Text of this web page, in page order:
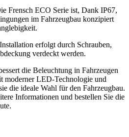
Frensch ECO Serie ist, Dank IP67,
im Fahrzeugbau konzipiert
erfolgt durch Schrauben,
verdeckt werden.
die Beleuchtung in Fahrzeugen
moderner LED-Technologie und
die ideale Wahl für den Fahrzeugbau.
Informationen und bestellen Sie die